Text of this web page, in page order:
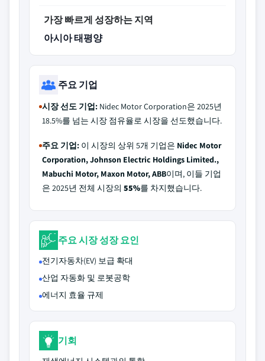
가장 빠르게 성장하는 지역
아시아 태평양
주요 기업
시장 선도 기업: Nidec Motor Corporation은 2025년
18.5%를 넘는 시장 점유율로 시장을 선도했습니다.
주요 기업: 이 시장의 상위 5개 기업은 Nidec Motor
Corporation, Johnson Electric Holdings Limited.,
Mabuchi Motor, Maxon Motor, ABB이며, 이들 기업
은 2025년 전체 시장의 55%를 차지했습니다.
주요 시장 성장 요인
전기자동차(EV) 보급 확대
산업 자동화 및 로봇공학
에너지 효율 규제
기회